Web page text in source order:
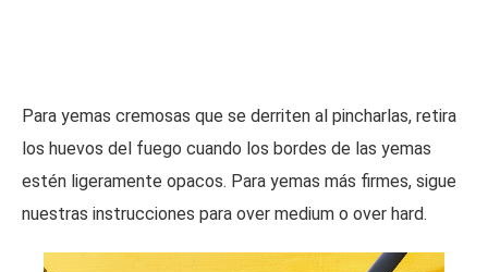
Para yemas cremosas que se derriten al pincharlas, retira
los huevos del fuego cuando los bordes de las yemas
estén ligeramente opacos. Para yemas más firmes, sigue
nuestras instrucciones para over medium o over hard.